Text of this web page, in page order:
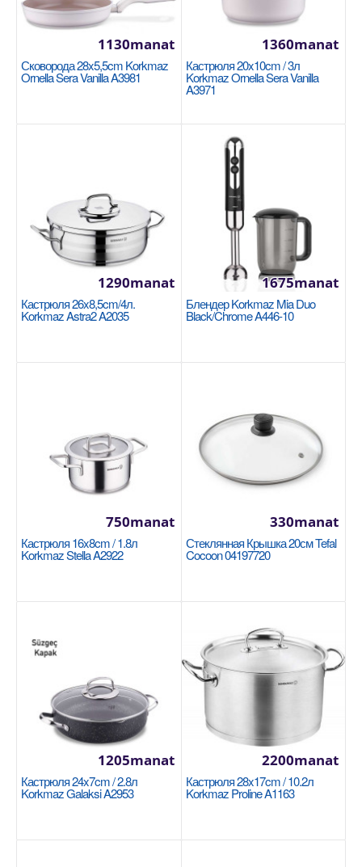
Availability
В Корзину
Добавь в сравнения
В избранные
Кастрюля 20x12см/3.6л Korkmaz Proline
1265manat
Availability
В Корзину
Добавь в сравнения
KORKMAZ
Сковорода 28x5,5cm Korkmaz
Ornella Sera Vanilla A3981
1130manat
Кастрюля 20x10cm / 3л
Korkmaz Ornella Sera Vanilla
A3971
1360manat
Кастрюля 26x8,5cm/4л.
Korkmaz Astra2 A2035
1290manat
Блендер Korkmaz Mia Duo
Black/Chrome A446-10
1675manat
Кастрюля 16x8cm / 1.8л
Korkmaz Stella A2922
750manat
Стеклянная Крышка 20см Tefal
Cocoon 04197720
330manat
Кастрюля 24x7cm / 2.8л
Korkmaz Galaksi A2953
1205manat
Кастрюля 28x17cm / 10.2л
Korkmaz Proline A1163
2200manat